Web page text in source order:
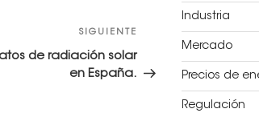
Siguiente
entrada
SIGUIENTE
de radiación solar
en España.
Industria
Mercado
Precios de
Regulación